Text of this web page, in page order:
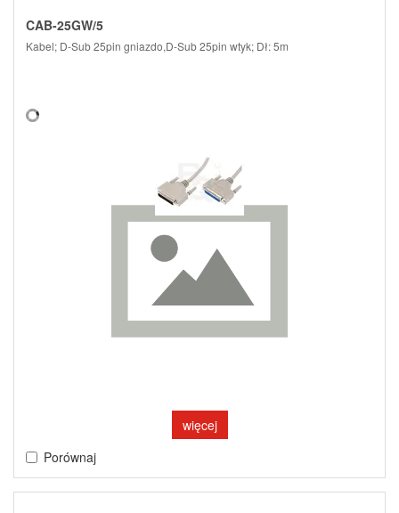
CAB-25GW/5
Kabel; D-Sub 25pin gniazdo,D-Sub 25pin wtyk; Dł: 5m
więcej
Porównaj